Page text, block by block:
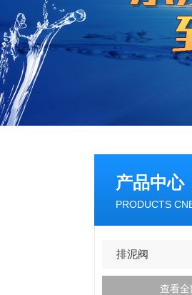
产品中心
PRODUCTS
排泥阀
查看全